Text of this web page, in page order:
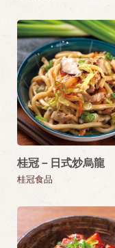
桂冠－日式炒烏龍
桂冠食品